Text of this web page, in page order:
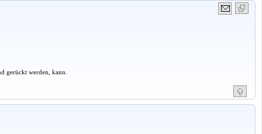
gerückt werden, kann.